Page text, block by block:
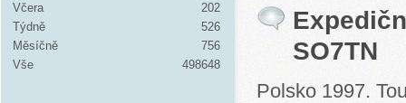
Včera
202
Týdně
526
Měsíčně
756
Vše
498648
SO7TN
Polsko 1997.